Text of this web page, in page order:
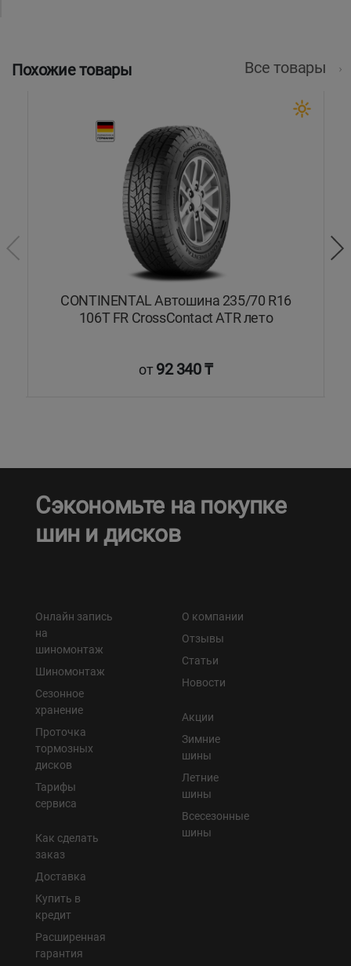
Похожие товары Все товары
CONTINENTAL Автошина 235/70 R16
106T FR CrossContact ATR лето
от92 340 ₸
Сэкономьте на покупке
шин и дисков
Онлайн запись
на
шиномонтаж
Шиномонтаж
Сезонное
хранение
Проточка
тормозных
дисков
Тарифы
сервиса
Как сделать
заказ
Доставка
Купить в
кредит
Расширенная
гарантия
О компании
Отзывы
Статьи
Новости
Акции
Зимние
шины
Летние
шины
Всесезонные
шины